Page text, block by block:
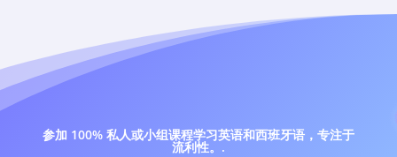
参加 100% 私人或小组课程学习英语和西班牙语，专注于
流利性。.